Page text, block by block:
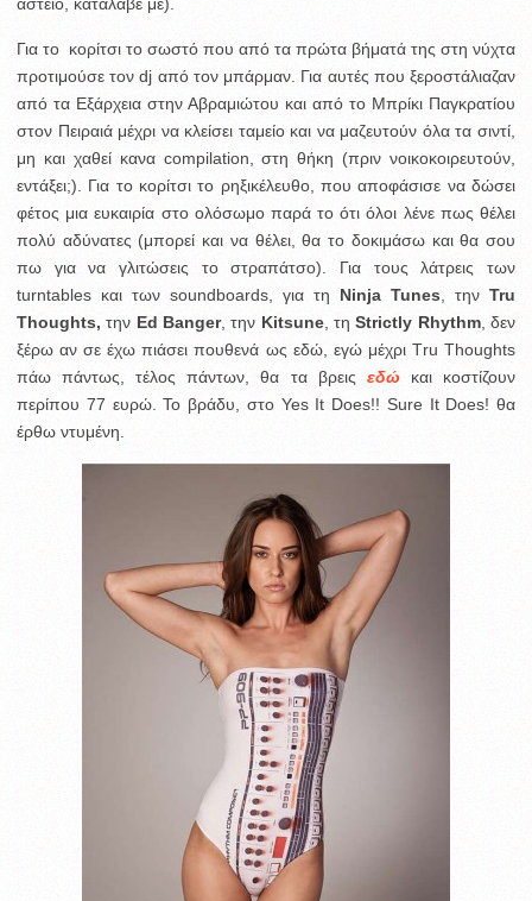
Για το κορίτσι το σωστό που από τα πρώτα βήματά της στη νύχτα
προτιμούσε τον dj από τον μπάρμαν. Για αυτές που ξεροστάλιαζαν
από τα Εξάρχεια στην Αβραμιώτου και από το Μπρίκι Παγκρατίου
στον Πειραιά μέχρι να κλείσει ταμείο και να μαζευτούν όλα τα σιντί,
μη και χαθεί κανα compilation, στη θήκη (πριν νοικοκοιρευτούν,
εντάξει;). Για το κορίτσι το ρηξικέλευθο, που αποφάσισε να δώσει
φέτος μια ευκαιρία στο ολόσωμο παρά το ότι όλοι λένε πως θέλει
πολύ αδύνατες (μπορεί και να θέλει, θα το δοκιμάσω και θα σου
πω για να γλιτώσεις το στραπάτσο). Για τους λάτρεις των
turntables και των soundboards, για τη Ninja Tunes , την Tru
Thoughts, την Ed Banger, την Kitsune, τηStrictly Rhythm, δεν
ξέρω αν σε έχω πιάσει πουθενά ως εδώ, εγώ μέχρι Τru Thoughts
πάω πάντως, τέλος πάντων, θα τα βρεις εδώκαι κοστίζουν
περίπου 77 ευρώ. Το βράδυ, στο Yes It Does!! Sure It Does! θα
έρθω ντυμένη.